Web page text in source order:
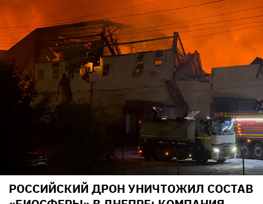
РОССИЙСКИЙ ДРОН УНИЧТОЖИЛ СОСТАВ